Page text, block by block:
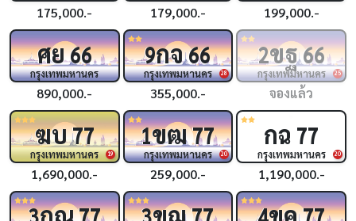
175,000.- 179,000.- 199,000.-
ศย66
กรุงเทพมหานคร
890,000.-
28
9กจ66
กรุงเทพมหานคร
355,000.-
25
2ขฐ66
กรุงเทพมหานคร
จองแล้ว
19
ฆบ77
กรุงเทพมหานคร
1,690,000.-
20
1ขฒ77
กรุงเทพมหานคร
259,000.-
20
กฉ 77
กรุงเทพมหานคร
1,190,000.-
กณ ขฌ ขค